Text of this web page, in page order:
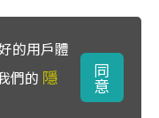
的用戶體
們的 隱
同
意